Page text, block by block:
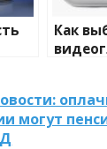
Как
могут